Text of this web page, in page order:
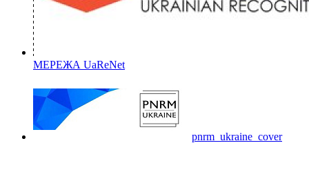
МЕРЕЖА UaReNet
pnrm_ukraine_cover